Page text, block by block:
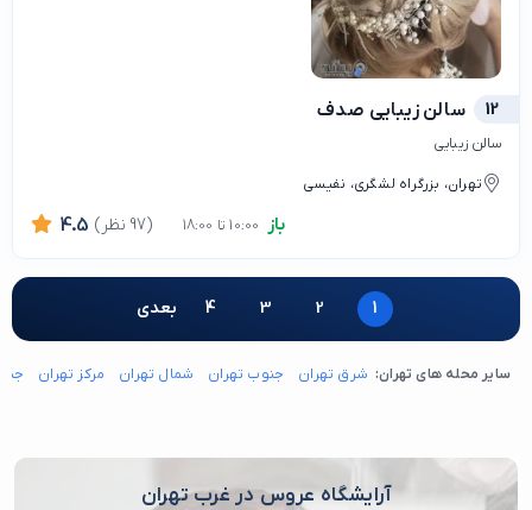
12 سالن زیبایی صدف
سالن زیبایی
تهران، بزرگراه لشگری، نفیسی
باز 4.5 (97 نظر)
1
2
3
4 بعدی
سایر محله های تهران: شرق تهران جنوب تهران شمال تهران مرکز تهران
آرایشگاه عروس در غرب تهران